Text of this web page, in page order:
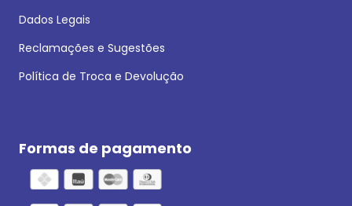
Dados Legais
Reclamações e Sugestões
Política de Troca e Devolução
Formas de pagamento